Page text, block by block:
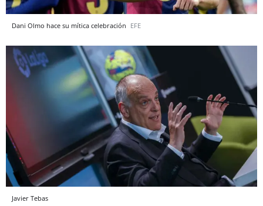
Dani Olmo hace su mítica celebración EFE
Javier Tebas